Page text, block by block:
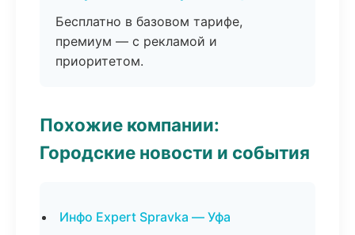
Бесплатно в базовом тарифе,
премиум — с рекламой и
приоритетом.
Похожие компании:
Городские новости и события
Инфо Expert Spravka — Уфа